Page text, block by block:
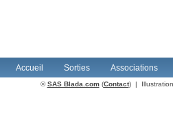
Accueil Sorties Associations
©SAS Blada.com(Contact) |